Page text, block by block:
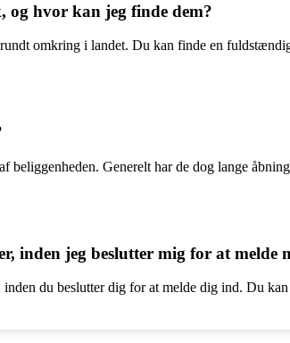
og hvor kan jeg finde dem?
omkring i landet. Du kan finde en
Generelt har de dog lange
inden jeg beslutter mig for at melde
du beslutter dig for at melde dig ind. Du